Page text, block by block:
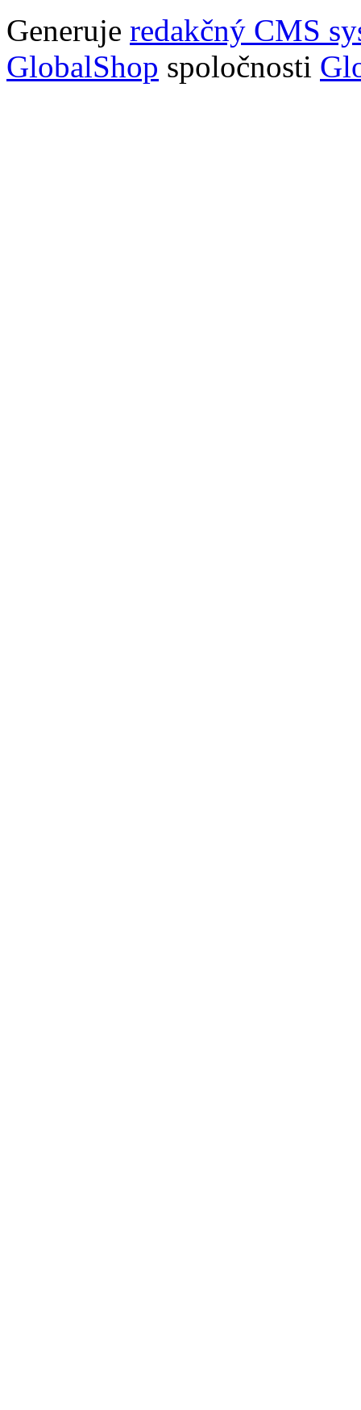
Generuje redakčný CMS
GlobalShop spoločnosti